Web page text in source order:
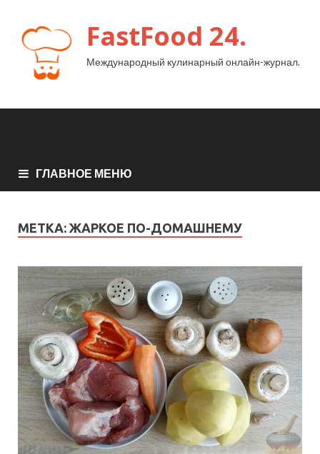
FastFood 24.
Международный кулинарный онлайн-журнал.
ГЛАВНОЕ МЕНЮ
МЕТКА: ЖАРКОЕ ПО-ДОМАШНЕМУ